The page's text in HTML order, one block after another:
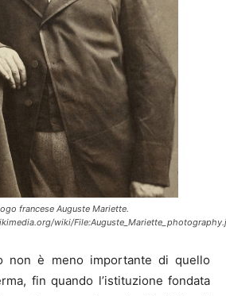
francese Auguste Mariette.
wiki/
non è meno importante di quello
fin quando l’istituzione fondata